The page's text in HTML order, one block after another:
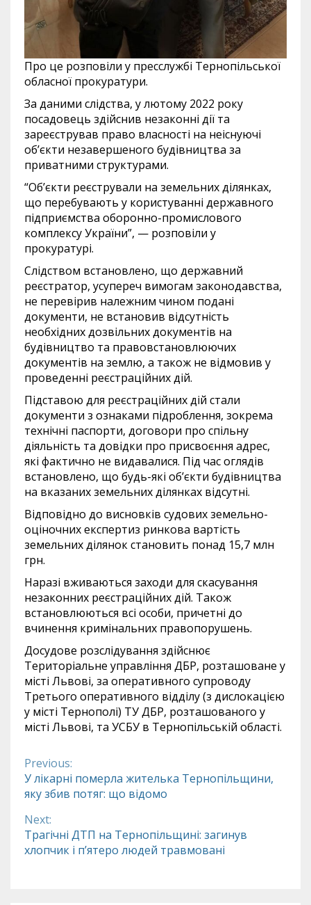
Про це розповіли у пресслужбі Тернопільської
обласної прокуратури.
За даними слідства, у лютому 2022 року
посадовець здійснив незаконні дії та
зареєстрував право власності на неіснуючі
об’єкти незавершеного будівництва за
приватними структурами.
“Об’єкти реєстрували на земельних ділянках,
що перебувають у користуванні державного
підприємства оборонно-промислового
комплексу України”, — розповіли у
прокуратурі.
Слідством встановлено, що державний
реєстратор, усупереч вимогам законодавства,
не перевірив належним чином подані
документи, не встановив відсутність
необхідних дозвільних документів на
будівництво та правовстановлюючих
документів на землю, а також не відмовив у
проведенні реєстраційних дій.
Підставою для реєстраційних дій стали
документи з ознаками підроблення, зокрема
технічні паспорти, договори про спільну
діяльність та довідки про присвоєння адрес,
які фактично не видавалися. Під час оглядів
встановлено, що будь-які об’єкти будівництва
на вказаних земельних ділянках відсутні.
Відповідно до висновків судових земельно-
оціночних експертиз ринкова вартість
земельних ділянок становить понад 15,7 млн
грн.
Наразі вживаються заходи для скасування
незаконних реєстраційних дій. Також
встановлюються всі особи, причетні до
вчинення кримінальних правопорушень.
Досудове розслідування здійснює
Територіальне управління ДБР, розташоване у
місті Львові, за оперативного супроводу
Третього оперативного відділу (з дислокацією
у місті Тернополі) ТУ ДБР, розташованого у
місті Львові, та УСБУ в Тернопільській області.
Continue
Reading
Previous:
У лікарні померла жителька Тернопільщини,
яку збив потяг: що відомо
Next:
Трагічні ДТП на Тернопільщині: загинув
хлопчик і п’ятеро людей травмовані